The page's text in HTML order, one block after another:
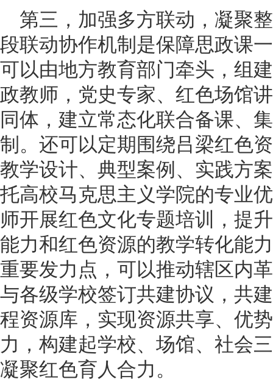
第三，加强多方联动，凝聚
段联动协作机制是保障思政课
可以由地方教育部门牵头，组
政教师，党史专家、红色场馆
同体，建立常态化联合备课、
制。还可以定期围绕吕梁红色
教学设计、典型案例、实践方
托高校马克思主义学院的专业
师开展红色文化专题培训，提
能力和红色资源的教学转化能
重要发力点，可以推动辖区内
与各级学校签订共建协议，共
程资源库，实现资源共享、优
力，构建起学校、场馆、社会
凝聚红色育人合力。